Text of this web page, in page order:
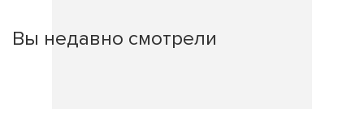
Вы недавно смотрели